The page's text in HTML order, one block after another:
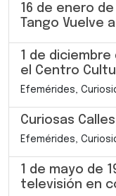
16 de enero de
Tango Vuelve
1 de diciembre
el Centro
Efemérides,
Curiosas
Efemérides,
1 de mayo de
televisión en